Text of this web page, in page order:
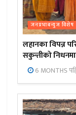
जनप्रभाबन्युज विशेष
लहानका विपन्न
सकुन्तीको निधनमा
6 MONTHS